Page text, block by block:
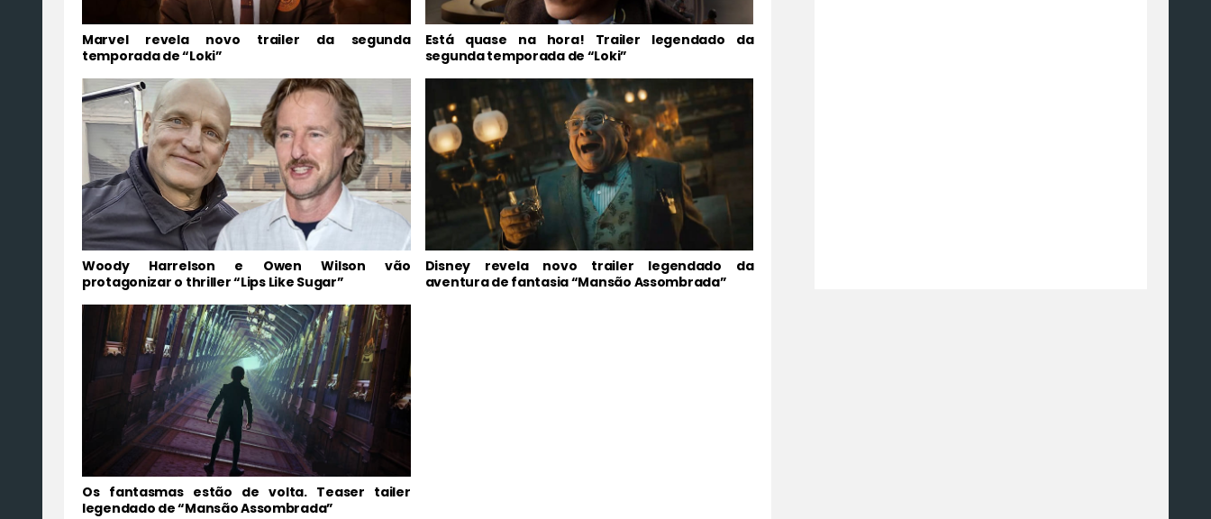
Marvel revela novo trailer da segunda
temporada de “Loki”
Está quase na hora! Trailer legendado da
segunda temporada de “Loki”
Woody Harrelson e Owen Wilson vão
protagonizar o thriller “Lips Like Sugar”
Disney revela novo trailer legendado da
aventura de fantasia “Mansão Assombrada”
Os fantasmas estão de volta. Teaser tailer
legendado de “Mansão Assombrada”